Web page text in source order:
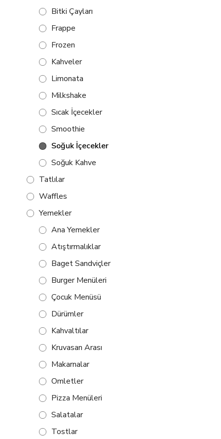
Bitki Çayları
Frappe
Frozen
Kahveler
Limonata
Milkshake
Sıcak İçecekler
Smoothie
Soğuk İçecekler
Soğuk Kahve
Tatlılar
Waffles
Yemekler
Ana Yemekler
Atıştırmalıklar
Baget Sandviçler
Burger Menüleri
Çocuk Menüsü
Dürümler
Kahvaltılar
Kruvasan Arası
Makarnalar
Omletler
Pizza Menüleri
Salatalar
Tostlar